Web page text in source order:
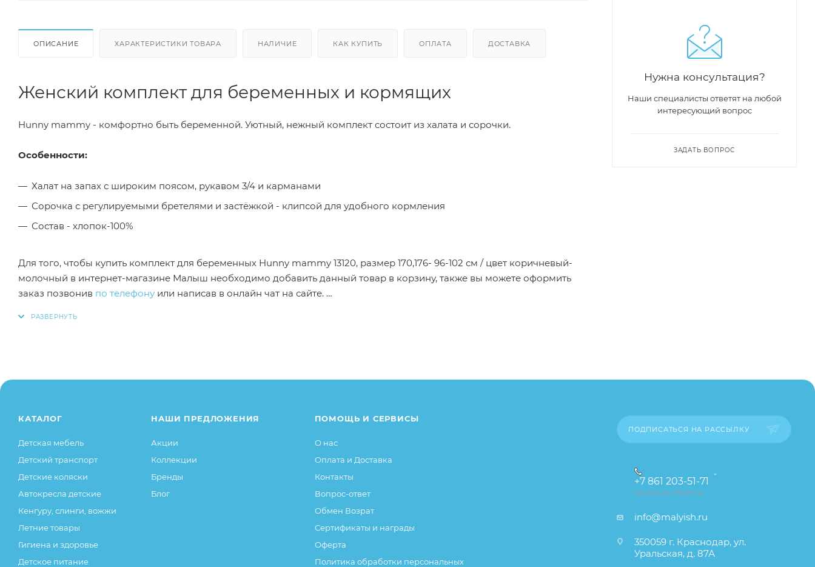
ОПИСАНИЕ ХАРАКТЕРИСТИКИ ТОВАРА НАЛИЧИЕ КАК КУПИТЬ ОПЛАТА ДОСТАВКА
Женский комплект для беременных и кормящих
Hunny mammy - комфортно быть беременной. Уютный, нежный комплект состоит из халата и сорочки.
Особенности:
Халат на запах с широким поясом, рукавом 3/4 и карманами
Сорочка с регулируемыми бретелями и застёжкой - клипсой для удобного кормления
Состав - хлопок-100%
Для того, чтобы купить комплект для беременных Hunny mammy 13120, размер 170,176- 96-102 см / цвет коричневый-
молочный в интернет-магазине Малыш необходимо добавить данный товар в корзину, также вы можете оформить
заказ позвонив по телефону или написав в онлайн чат на сайте.
Нужна консультация?
Наши специалисты ответят на любой
интересующий вопрос
ЗАДАТЬ ВОПРОС
КАТАЛОГ
Детская мебель
Детский транспорт
Детские коляски
Автокресла детские
Кенгуру, слинги, вожжи
Летние товары
Гигиена и здоровье
Детское питание
НАШИ ПРЕДЛОЖЕНИЯ
Акции
Коллекции
Бренды
Блог
ПОМОЩЬ И СЕРВИСЫ
О нас
Оплата и Доставка
Контакты
Вопрос-ответ
Обмен Возрат
Сертификаты и награды
Оферта
Политика обработки персональных
ПОДПИСАТЬСЯ НА РАССЫЛКУ
+7 861 203-51-71
ЗАКАЗАТЬ ЗВОНОК
info@malyish.ru
350059 г. Краснодар, ул.
Уральская, д. 87А